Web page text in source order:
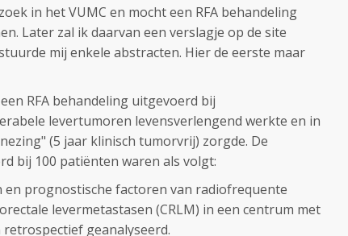
in het VUMC en mocht een RFA behandeling
Later zal ik daarvan een verslagje op de site
mij enkele abstracten. Hier de eerste maar
RFA behandeling uitgevoerd bij
levertumoren levensverlengend werkte en in
(5 jaar klinisch tumorvrij) zorgde. De
bij 100 patiënten waren als volgt:
en prognostische factoren van radiofrequente
levermetastasen (CRLM) in een centrum met
retrospectief geanalyseerd.